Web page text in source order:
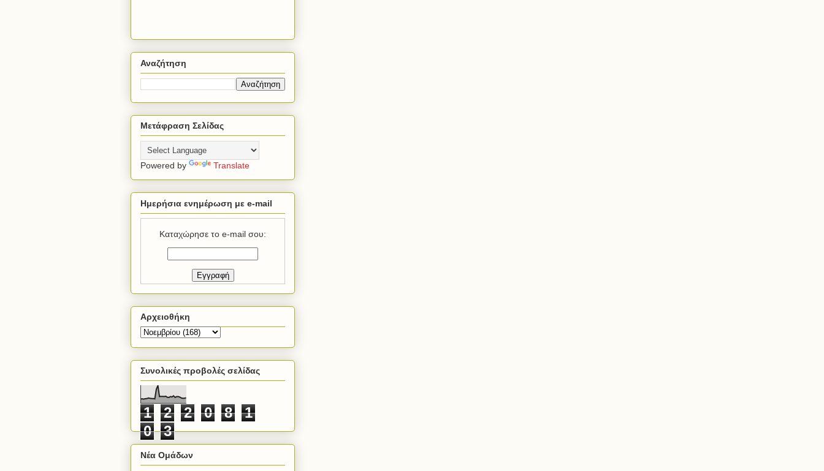
Αναζήτηση
Μετάφραση Σελίδας
Powered by Translate
Ημερήσια ενημέρωση με e-mail
Καταχώρησε το e-mail σου:
Αρχειοθήκη
Συνολικές προβολές σελίδας
1 2 2 0 8
1
0
3
Νέα Ομάδων